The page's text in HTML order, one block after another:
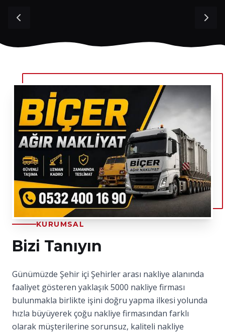
KURUMSAL
Bizi Tanıyın
Günümüzde Şehir içi Şehirler arası nakliye alanında
faaliyet gösteren yaklaşık 5000 nakliye firması
bulunmakla birlikte işini doğru yapma ilkesi yolunda
hızla büyüyerek çoğu nakliye firmasından farklı
olarak müşterilerine sorunsuz, kaliteli nakliye